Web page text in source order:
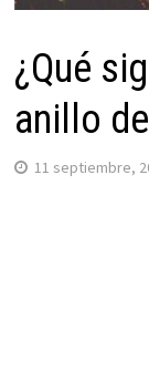
¿Qué
anillo
11 septiembre,